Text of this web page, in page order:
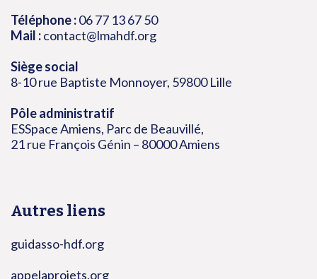
Téléphone :06 77 13 67 50
Mail :contact@lmahdf.org
Siège social
8-10 rue Baptiste Monnoyer, 59800 Lille
Pôle administratif
ESSpace Amiens, Parc de Beauvillé,
21 rue François Génin – 80000 Amiens
Autres liens
guidasso-hdf.org
appelaprojets.org